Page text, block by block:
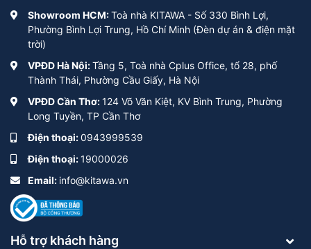
Showroom HCM:Toà nhà KITAWA - Số 330 Bình Lợi,
Phường Bình Lợi Trung, Hồ Chí Minh (Đèn dự án & điện mặt
trời)
VPĐD Hà Nội:Tầng 5, Toà nhà Cplus Office, tổ 28, phố
Thành Thái, Phường Cầu Giấy, Hà Nội
VPĐD Cần Thơ:124 Võ Văn Kiệt, KV Bình Trung, Phường
Long Tuyền, TP Cần Thơ
Điện thoại:0943999539
Điện thoại:19000026
Email: info@kitawa.vn
Hỗ trợ khách hàng